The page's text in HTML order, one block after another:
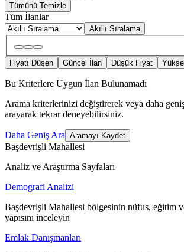
Tümünü Temizle
Tüm İlanlar
Akıllı Sıralama
Fiyatı Düşen Güncel İlan Düşük Fiyat
Bu Kriterlere Uygun İlan Bulunamadı
Arama kriterlerinizi değiştirerek veya daha
arayarak tekrar deneyebilirsiniz.
Daha Geniş Ara Aramayı Kaydet
Başdevrişli Mahallesi
Analiz ve Araştırma Sayfaları
Demografi Analizi
Başdevrişli Mahallesi bölgesinin nüfus, eğitim
yapısını inceleyin
Emlak Danışmanları